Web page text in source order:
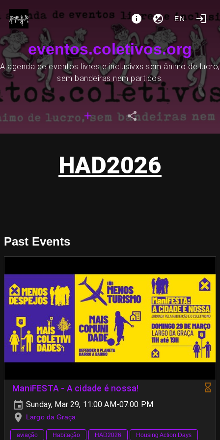
EN
eventos.coletivos.org
A agenda de eventos livres e inclusivxs sem ânimo de lucro,
sem bandeiras nem partidos.
HAD2026
Past Events
ManiFESTA - A cidade é nossa!
Sunday, Mar 29, 11:00 AM-07:00 PM
Largo da Graça
aviação Habitação HAD2026 Housing Action Days